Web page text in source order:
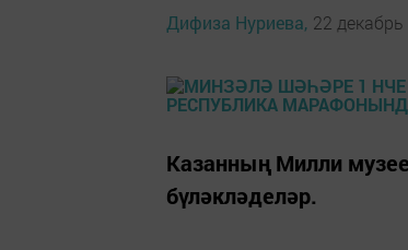
Дифиза Нуриева, 22
Казанның Милли
бүләкләделәр.